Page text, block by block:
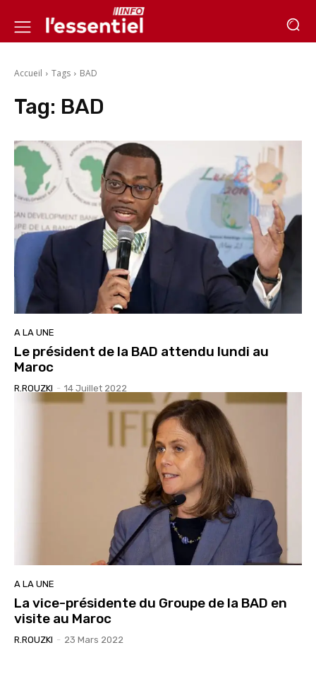
Accueil Tags BAD
Tag: BAD
A LA UNE
Le président de la BAD attendu lundi au
Maroc
R.ROUZKI - 14 Juillet 2022
A LA UNE
La vice-présidente du Groupe de la BAD en
visite au Maroc
R.ROUZKI - 23 Mars 2022